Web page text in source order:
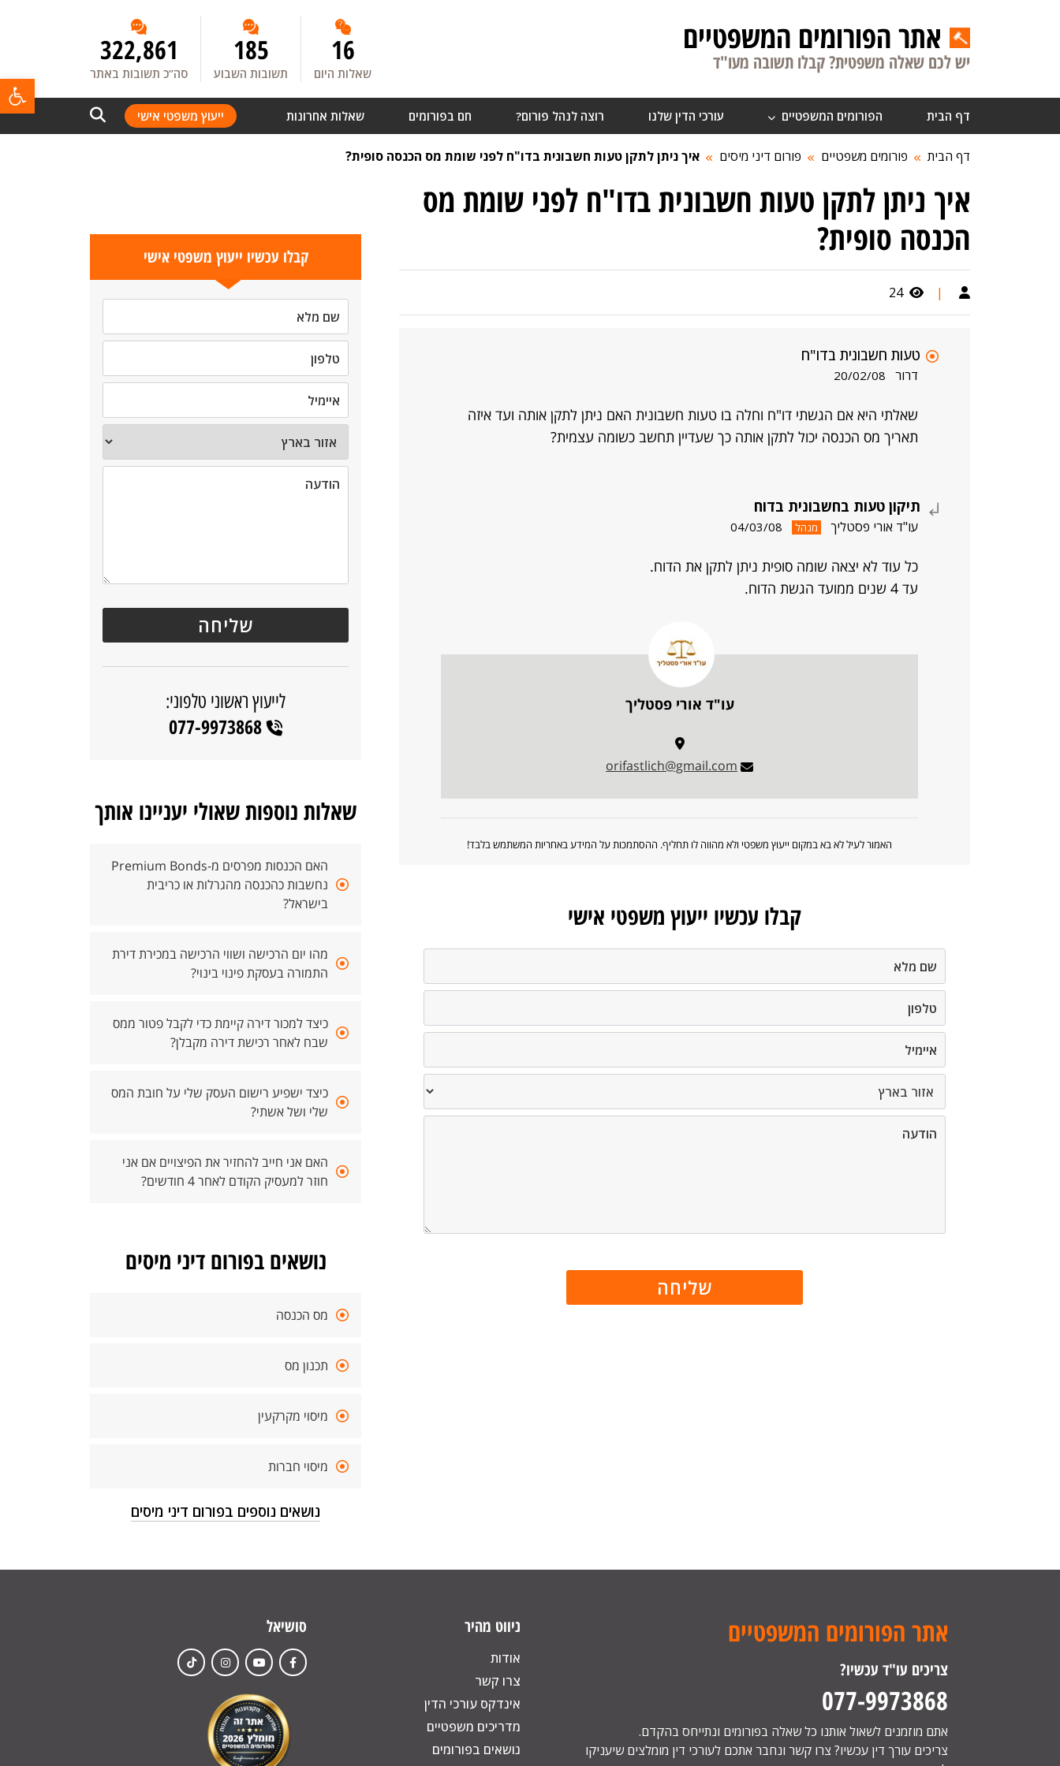
אתר הפורומים המשפטיים
יש לכם שאלה משפטית? קבלו תשובה מעו"ד 16
שאלות היום
185
תשובות השבוע
322,861
סה”כ תשובות באתר
דף הבית הפורומים המשפטיים עורכי הדין שלנו רוצה לנהל פורום? חם בפורומים שאלות אחרונות ייעוץ משפטי אישי
דף הבית פורומים משפטיים פורום דיני מיסים איך ניתן לתקן טעות חשבונית בדו"ח לפני שומת מס הכנסה סופית?
איך ניתן לתקן טעות חשבונית בדו"ח לפני שומת מס
הכנסה סופית?
|
24
טעות חשבונית בדו"ח
דרור 20/02/08
שאלתי היא אם הגשתי דו"ח וחלה בו טעות חשבונית האם ניתן לתקן אותה ועד איזה
תאריך מס הכנסה יכול לתקן אותה כך שעדיין תחשב כשומה עצמית?
תיקון טעות בחשבונית בדוח
עו"ד אורי פסטליך מנהל 04/03/08
כל עוד לא יצאה שומה סופית ניתן לתקן את הדוח.
עד 4 שנים ממועד הגשת הדוח.
עו"ד אורי פסטליך
orifastlich@gmail.com
האמור לעיל לא בא במקום ייעוץ משפטי ולא מהווה לו תחליף. ההסתמכות על המידע באחריות המשתמש בלבד!
קבלו עכשיו ייעוץ משפטי אישי
קבלו עכשיו ייעוץ משפטי אישי
לייעוץ ראשוני טלפוני:
077-9973868
שאלות נוספות שאולי יעניינו אותך
האם הכנסות מפרסים מ-Premium Bonds
נחשבות כהכנסה מהגרלות או כריבית
בישראל?
מהו יום הרכישה ושווי הרכישה במכירת דירת
התמורה בעסקת פינוי בינוי?
כיצד למכור דירה קיימת כדי לקבל פטור ממס
שבח לאחר רכישת דירה מקבלן?
כיצד ישפיע רישום העסק שלי על חובת המס
שלי ושל אשתי?
האם אני חייב להחזיר את הפיצויים אם אני
חוזר למעסיק הקודם לאחר 4 חודשים?
נושאים בפורום דיני מיסים
מס הכנסה
תכנון מס
מיסוי מקרקעין
מיסוי חברות
נושאים נוספים בפורום דיני מיסים
אתר הפורומים המשפטיים
צריכים עו"ד עכשיו?
077-9973868
אתם מוזמנים לשאול אותנו כל שאלה בפורומים ונתייחס בהקדם.
צריכים עורך דין עכשיו? צרו קשר ונחבר אתכם לעורכי דין מומלצים שיעניקו
ניווט מהיר
אודות
צרו קשר
אינדקס עורכי הדין
מדריכים משפטיים
נושאים בפורומים
סושיאל